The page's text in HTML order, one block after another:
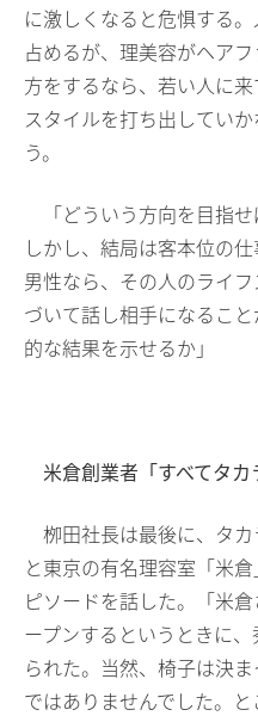
に激しくなると危惧する
占めるが、理美容がヘア
方をするなら、若い人に
スタイルを打ち出してい
う。
「どういう方向を目指
しかし、結局は客本位の
男性なら、その人のライ
づいて話し相手になるこ
的な結果を示せるか」
米倉創業者「すべてタカ
栁田社長は最後に、タ
と東京の有名理容室「米
ピソードを話した。「米
ープンするというときに
られた。当然、椅子は決
ではありませんでした。